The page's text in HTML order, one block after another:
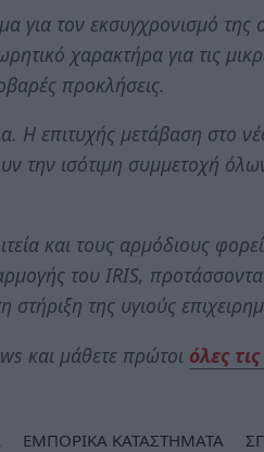
για τον εκσυγχρονισμό της
χαρακτήρα για τις
προκλήσεις.
Η επιτυχής μετάβαση στο
την ισότιμη συμμετοχή
και τους αρμόδιους
του IRIS,
της υγιούς
και μάθετε πρώτοι όλες
ΕΜΠΟΡΙΚΑ ΚΑΤΑΣΤΗΜΑΤΑ